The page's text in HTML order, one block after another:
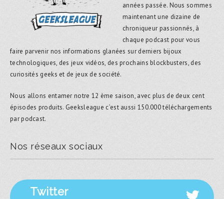
années passée. Nous sommes
maintenant une dizaine de
chroniqueur passionnés, à
chaque podcast pour vous
faire parvenir nos informations glanées sur derniers bijoux
technologiques, des jeux vidéos, des prochains blockbusters, des
curiosités geeks et de jeux de société.
Nous allons entamer notre 12 ème saison, avec plus de deux cent
épisodes produits. Geeksleague c’est aussi 150.000 téléchargements
par podcast.
Nos réseaux sociaux
Twitter